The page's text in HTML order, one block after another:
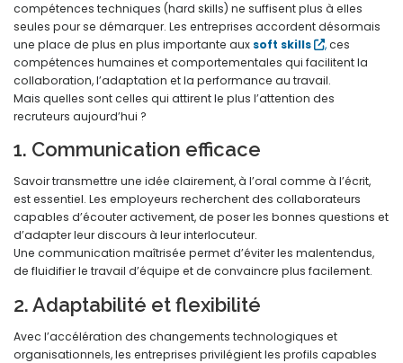
compétences techniques (hard skills) ne suffisent plus à elles
seules pour se démarquer. Les entreprises accordent désormais
une place de plus en plus importante aux soft skills ,ces
compétences humaines et comportementales qui facilitent la
collaboration, l’adaptation et la performance au travail.
Mais quelles sont celles qui attirent le plus l’attention des
recruteurs aujourd’hui ?
1. Communication efficace
Savoir transmettre une idée clairement, à l’oral comme à l’écrit,
est essentiel. Les employeurs recherchent des collaborateurs
capables d’écouter activement, de poser les bonnes questions et
d’adapter leur discours à leur interlocuteur.
Une communication maîtrisée permet d’éviter les malentendus,
de fluidifier le travail d’équipe et de convaincre plus facilement.
2. Adaptabilité et flexibilité
Avec l’accélération des changements technologiques et
organisationnels, les entreprises privilégient les profils capables